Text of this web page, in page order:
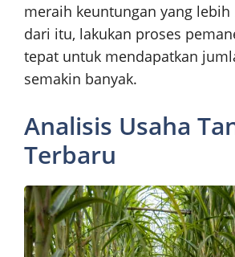
meraih keuntungan yang lebih
dari itu, lakukan proses
tepat untuk mendapatkan
semakin banyak.
Analisis Usaha
Terbaru